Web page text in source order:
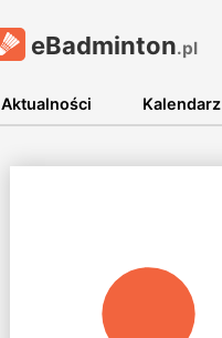
eBadminton.pl
Aktualności Kalendarz